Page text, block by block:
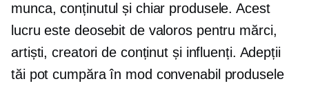
munca, conținutul și chiar produsele. Acest
lucru este deosebit de valoros pentru mărci,
artiști, creatori de conținut și influenți. Adepții
tăi pot cumpăra în mod convenabil produsele